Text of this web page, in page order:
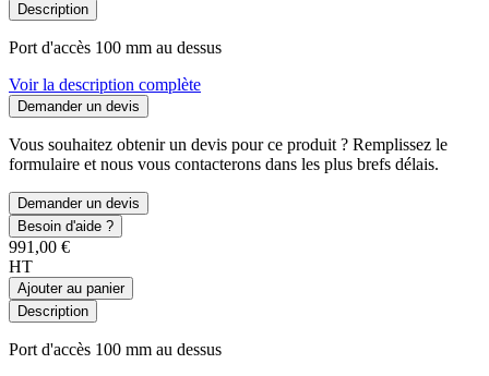
Description
Port d'accès 100 mm au dessus
Voir la description complète
Demander un devis
Vous souhaitez obtenir un devis pour ce produit ? Remplissez le
formulaire et nous vous contacterons dans les plus brefs délais.
Demander un devis
Besoin d'aide ?
991,00 €
HT
Ajouter au panier
Description
Port d'accès 100 mm au dessus